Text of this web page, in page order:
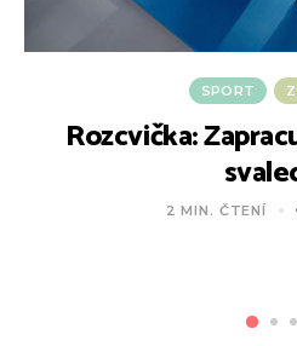
SPORT
Rozcvička:
2 MIN. ČTENÍ